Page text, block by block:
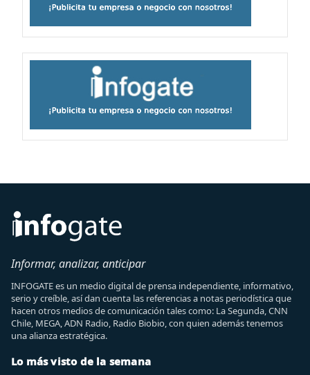
Informar, analizar, anticipar
INFOGATE es un medio digital de prensa independiente, informativo,
serio y creíble, así dan cuenta las referencias a notas periodística que
hacen otros medios de comunicación tales como: La Segunda, CNN
Chile, MEGA, ADN Radio, Radio Biobio, con quien además tenemos
una alianza estratégica.
Lo más visto de la semana